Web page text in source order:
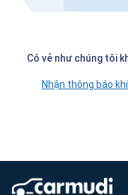
Có vẻ như chúng tôi
Nhận thông báo